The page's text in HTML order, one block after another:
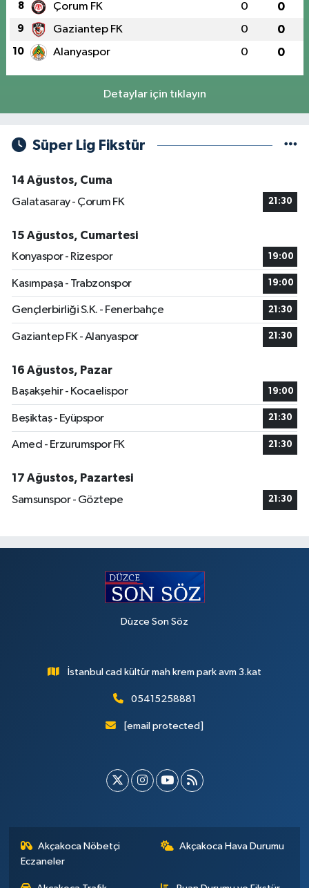
8 Çorum FK 0 0
9 Gaziantep FK 0 0
10 Alanyaspor 0 0
Detaylar için tıklayın
Süper Lig Fikstür
14 Ağustos, Cuma
Galatasaray - Çorum FK
21:30
15 Ağustos, Cumartesi
Konyaspor - Rizespor
19:00
Kasımpaşa - Trabzonspor 19:00
Gençlerbirliği S.K. - Fenerbahçe 21:30
Gaziantep FK - Alanyaspor 21:30
16 Ağustos, Pazar
Başakşehir - Kocaelispor
19:00
Beşiktaş - Eyüpspor 21:30
Amed - Erzurumspor FK 21:30
17 Ağustos, Pazartesi
Samsunspor - Göztepe
21:30
Düzce Son Söz
İstanbul cad kültür mah krem park avm 3.kat
05415258881
[email protected]
Akçakoca Nöbetçi
Eczaneler
Akçakoca Hava Durumu